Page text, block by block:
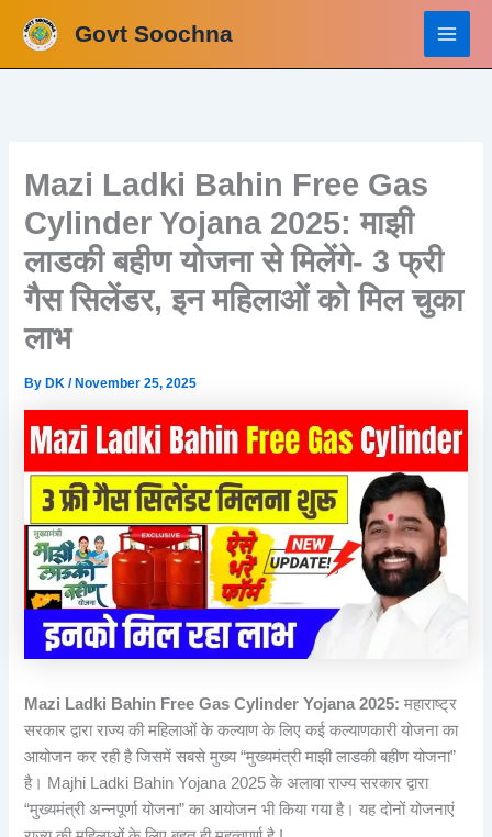
content
Govt Soochna
Mazi Ladki Bahin Free Gas
Cylinder Yojana 2025: माझी
लाडकी बहीण योजना से मिलेंगे- 3 फ्री
गैस सिलेंडर, इन महिलाओं को मिल चुका
लाभ
By DK/ November 25, 2025
Mazi Ladki Bahin Free Gas Cylinder Yojana 2025: महाराष्ट्र
सरकार द्वारा राज्य की महिलाओं के कल्याण के लिए कई कल्याणकारी योजना का
आयोजन कर रही है जिसमें सबसे मुख्य “मुख्यमंत्री माझी लाडकी बहीण योजना”
है। Majhi Ladki Bahin Yojana 2025 के अलावा राज्य सरकार द्वारा
“मुख्यमंत्री अन्नपूर्णा योजना” का आयोजन भी किया गया है। यह दोनों योजनाएं